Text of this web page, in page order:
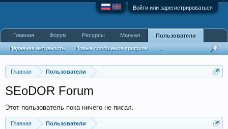
Войти или зарегистрироваться
Главная Пользователи
SEoDOR Forum
Этот пользователь пока ничего не писал.
Главная Пользователи
Главная Форум Ресурсы Мануал Пользователи
Недавняя активность Новые сообщения профиля